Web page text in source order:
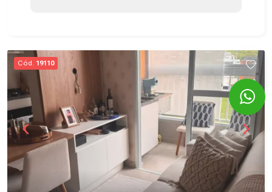
Bradesco, Itaú e Santander, além de escolas
públicas e particulares, como o Colégio Poliedro.
Fácil acesso às Avenidas Andrômeda e Cidade
Jardim, ao Anel Viário e à Rodovia Presidente
Dutra, proporcionando deslocamento rápido para
todas as regiões da cidade. Agende já sua
visita!! #imobiliaria #geraçãoimóveis
#aptolocação #aptolocaçãoSJC #JardimSatélite
Cód. 19110